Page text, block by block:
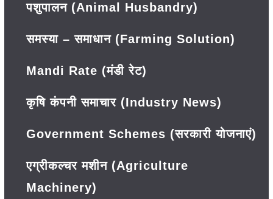
पशुपालन (Animal Husbandry)
समस्या – समाधान (Farming Solution)
Mandi Rate (मंडी रेट)
कृषि कंपनी समाचार (Industry News)
Government Schemes (सरकारी योजनाएं)
एग्रीकल्चर मशीन (Agriculture
Machinery)